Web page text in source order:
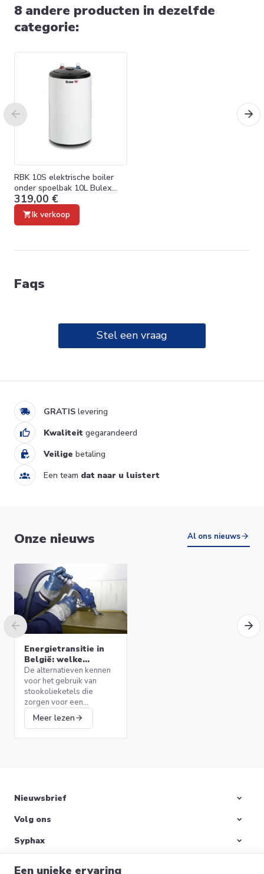
8 andere producten in dezelfde
categorie:
RBK 10S elektrische boiler
onder spoelbak 10L Bulex
B01141001
319,00 €
Ik verkoop
RBK 15S elektrische boiler
wandketel 50L Atlantic
153105
514,25 €
Ik verkoop
SDC 150 V2 elektrische
wandketel 150L Bulex
0010022836
699,00 €
Ik verkoop
Faqs
Stel een vraag
GRATIS levering
Kwaliteit gegarandeerd
Veilige betaling
Een team dat naar u luistert
Onze nieuws Al ons nieuws
Energietransitie in
België: welke
alternatieven voor
stookolieketels?
De alternatieven kennen
voor het gebruik van
stookolieketels die
zorgen voor een
efficiënte verwarming
terwijl het milieu wordt
Meer lezen
Bereid uw huis voor
uw CV-ketel opnieuw
op en meer!
De winter komt snel
dichterbij en daarmee
dalende temperaturen die
Nieuwsbrief
Volg ons
Syphax
Een unieke ervaring